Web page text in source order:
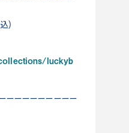
)
luckyb
ーーーーーーーーー